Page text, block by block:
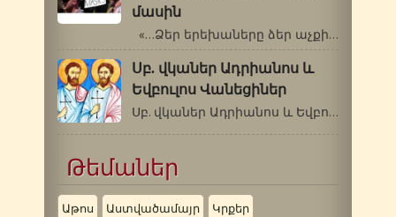
մասին
«…Ձեր երեխաները ձեր աչքի լույսն…
Սբ. վկաներ Ադրիանոս և
Եվբուլոս Վանեցիներ
Սբ. վկաներ Ադրիանոս և Եվբուլոս Վանեցիներ…
Թեմաներ
Աթոս Աստվածամայր Կրքեր